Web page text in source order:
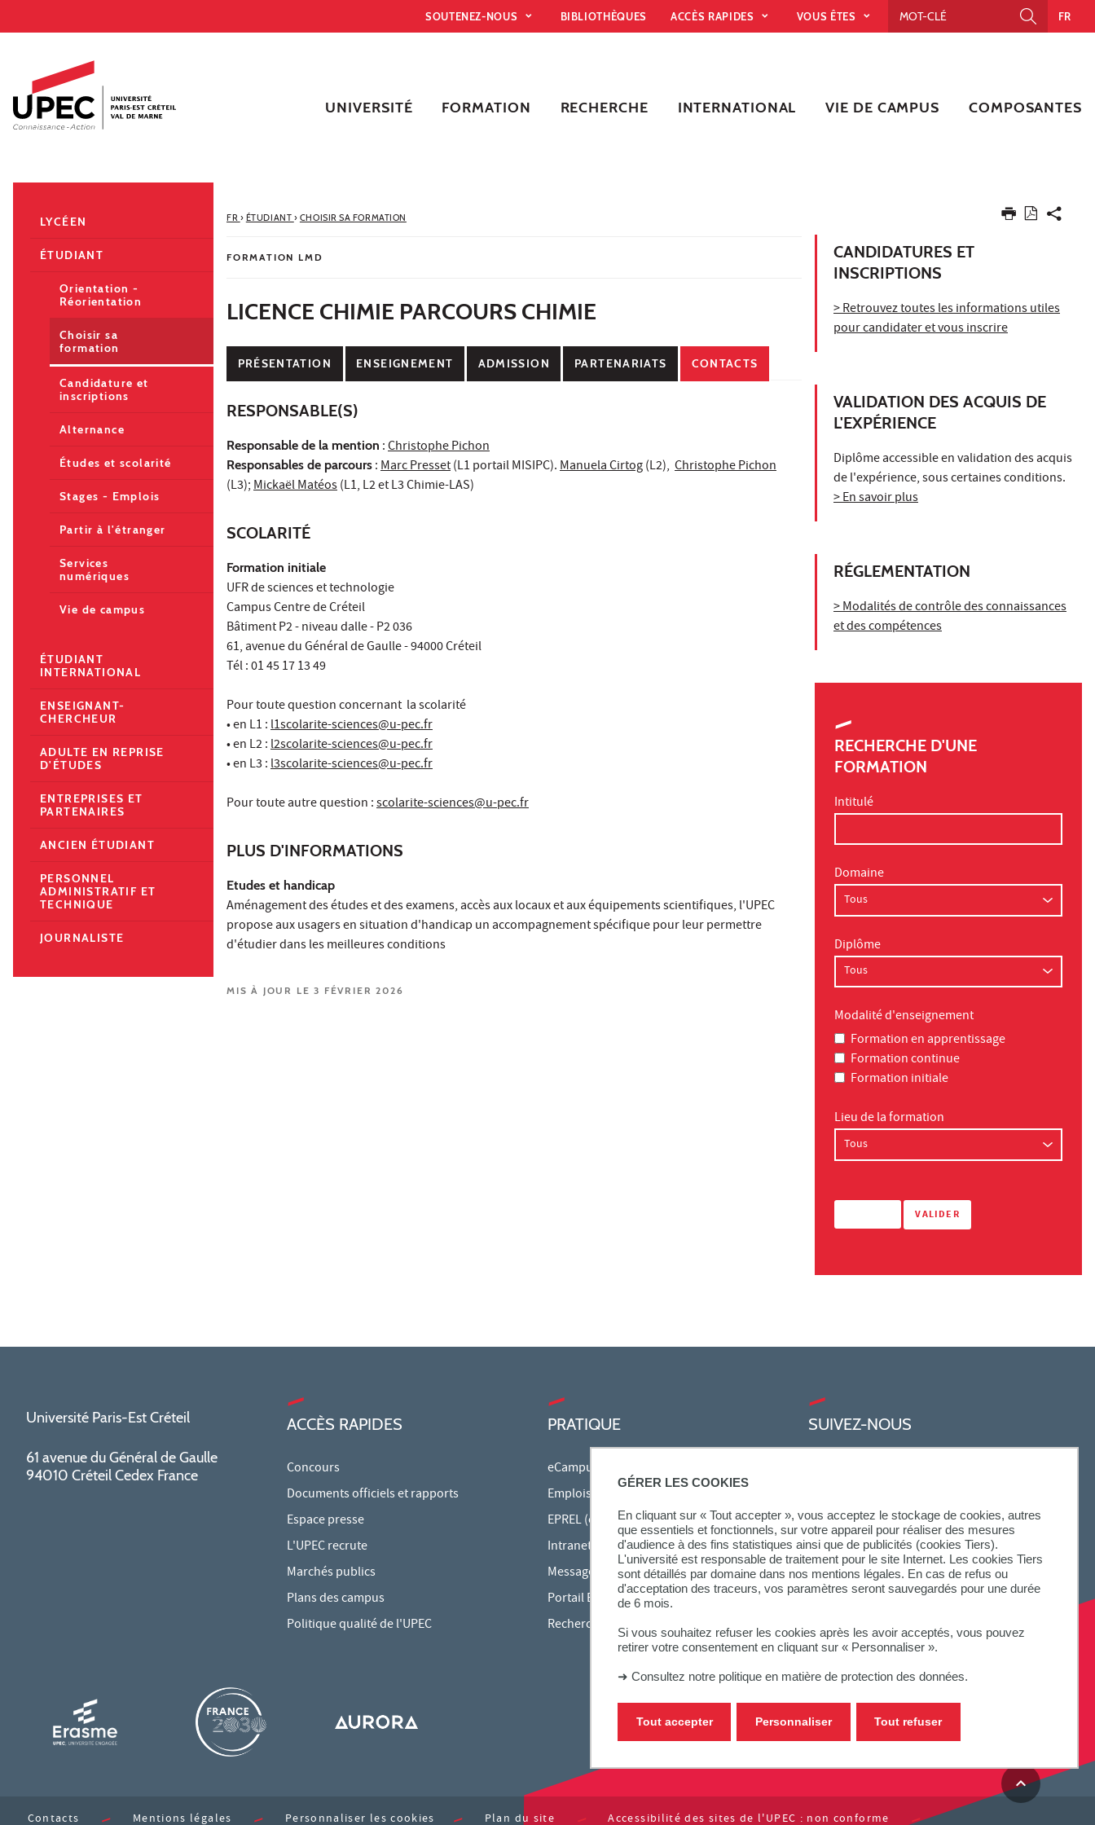
GÉRER LES COOKIES
En cliquant sur « Tout accepter », vous acceptez le stockage de cookies, autres
que essentiels et fonctionnels, sur votre appareil pour réaliser des mesures
d'audience à des fins statistiques ainsi que de publicités (cookies Tiers).
L'université est responsable de traitement pour le site Internet. Les cookies Tiers
sont détaillés par domaine dans nos mentions légales. En cas de refus ou
d'acceptation des traceurs, vos paramètres seront sauvegardés pour une durée
de 6 mois.
Si vous souhaitez refuser les cookies après les avoir acceptés, vous pouvez
retirer votre consentement en cliquant sur « Personnaliser ».
➜ Consultez notre politique en matière de protection des données.
Tout accepter Tout refuser
Personnaliser
Accès directs
Recherche
Navigation secondaire
SOUTENEZ-NOUS BIBLIOTHÈQUES ACCÈS RAPIDES VOUS ÊTES FR
UNIVERSITÉ FORMATION RECHERCHE INTERNATIONAL VIE DE CAMPUS COMPOSANTES
FR › ÉTUDIANT › CHOISIR SA FORMATION
FORMATION LMD
LICENCE CHIMIE PARCOURS CHIMIE
PRÉSENTATION ENSEIGNEMENT ADMISSION PARTENARIATS CONTACTS
RESPONSABLE(S)
Responsable de la mention :Christophe Pichon
Responsables de parcours :Marc Presset(L1 portail MISIPC).Manuela Cirtog(L2), Christophe Pichon
(L3);Mickaël Matéos(L1, L2 et L3 Chimie-LAS)
SCOLARITÉ
Formation initiale
UFR de sciences et technologie
Campus Centre de Créteil
Bâtiment P2 - niveau dalle - P2 036
61, avenue du Général de Gaulle - 94000 Créteil
Tél : 01 45 17 13 49
Pour toute question concernant la scolarité
• en L1 :l1scolarite-sciences@u-pec.fr
• en L2 :l2scolarite-sciences@u-pec.fr
• en L3 :l3scolarite-sciences@u-pec.fr
Pour toute autre question :scolarite-sciences@u-pec.fr
PLUS D'INFORMATIONS
Etudes et handicap
Aménagement des études et des examens, accès aux locaux et aux équipements scientifiques, l'UPEC
propose aux usagers en situation d'handicap un accompagnement spécifique pour leur permettre
d'étudier dans les meilleures conditions
MIS À JOUR LE 3 FÉVRIER 2026
CANDIDATURES ET
INSCRIPTIONS
> Retrouvez toutes les informations utiles
pour candidater et vous inscrire
VALIDATION DES ACQUIS DE
L'EXPÉRIENCE
Diplôme accessible en validation des acquis
de l'expérience, sous certaines conditions.
> En savoir plus
RÉGLEMENTATION
> Modalités de contrôle des connaissances
et des compétences
RECHERCHE D'UNE
FORMATION
Intitulé
Domaine
Diplôme
Modalité d'enseignement
Formation en apprentissage
Formation continue
Formation initiale
Lieu de la formation
LYCÉEN
ÉTUDIANT
Orientation -
Réorientation
Choisir sa
formation
Candidature et
inscriptions
Alternance
Études et scolarité
Stages - Emplois
Partir à l'étranger
Services
numériques
Vie de campus
ÉTUDIANT
INTERNATIONAL
ENSEIGNANT-
CHERCHEUR
ADULTE EN REPRISE
D'ÉTUDES
ENTREPRISES ET
PARTENAIRES
ANCIEN ÉTUDIANT
PERSONNEL
ADMINISTRATIF ET
TECHNIQUE
JOURNALISTE
Université Paris-Est Créteil
61 avenue du Général de Gaulle
94010 Créteil Cedex France
ACCÈS RAPIDES
Concours
Documents officiels et rapports
Espace presse
L'UPEC recrute
Marchés publics
Plans des campus
Politique qualité de l'UPEC
PRATIQUE
eCampus
Emplois du temps en ligne
EPREL (cours en ligne)
Intranet des personnels
Messagerie étudiante
Portail Bu Athéna
Rechercher une formation
SUIVEZ-NOUS
Contacts Mentions légales Personnaliser les cookies Plan du site Accessibilité des sites de l'UPEC : non conforme